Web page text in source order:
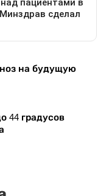
на будущую
44 градусов